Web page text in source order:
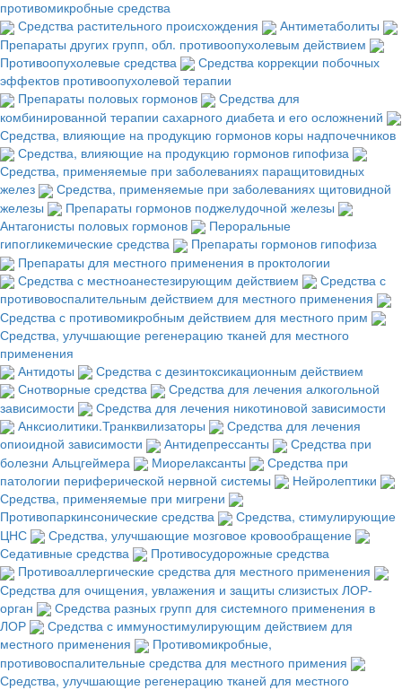
противомикробные средства
Средства растительного происхождения
Антиметаболиты
Препараты других групп, обл. противоопухолевым действием
Противоопухолевые средства
Средства коррекции побочных
эффектов противоопухолевой терапии
Препараты половых гормонов
Средства для
комбинированной терапии сахарного диабета и его осложнений
Средства, влияющие на продукцию гормонов коры надпочечников
Средства, влияющие на продукцию гормонов гипофиза
Средства, применяемые при заболеваниях паращитовидных
желез
Средства, применяемые при заболеваниях щитовидной
железы
Препараты гормонов поджелудочной железы
Антагонисты половых гормонов
Пероральные
гипогликемические средства
Препараты гормонов гипофиза
Препараты для местного применения в проктологии
Средства с местноанестезирующим действием
Средства с
противовоспалительным действием для местного применения
Средства с противомикробным действием для местного прим
Средства, улучшающие регенерацию тканей для местного
применения
Антидоты
Средства с дезинтоксикационным действием
Снотворные средства
Средства для лечения алкогольной
зависимости
Средства для лечения никотиновой зависимости
Анксиолитики.Транквилизаторы
Средства для лечения
опиоидной зависимости
Антидепрессанты
Средства при
болезни Альцгеймера
Миорелаксанты
Средства при
патологии периферической нервной системы
Нейролептики
Средства, применяемые при мигрени
Противопаркинсонические средства
Средства, стимулирующие
ЦНС
Средства, улучшающие мозговое кровообращение
Седативные средства
Противосудорожные средства
Противоаллергические средства для местного применения
Средства для очищения, увлажения и защиты слизистых ЛОР-
орган
Средства разных групп для системного применения в
ЛОР
Средства с иммуностимулирующим действием для
местного применения
Противомикробные,
противовоспалительные средства для местного примения
Средства, улучшающие регенерацию тканей для местного